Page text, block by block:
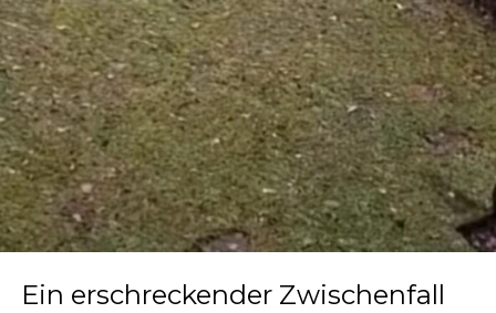
Ein erschreckender Zwischenfall